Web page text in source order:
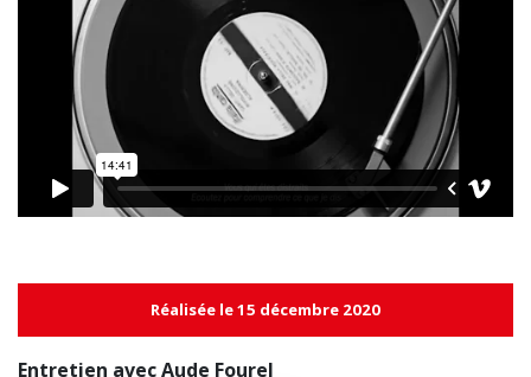
Réalisée le 15 décembre 2020
Entretien avec Aude Fourel